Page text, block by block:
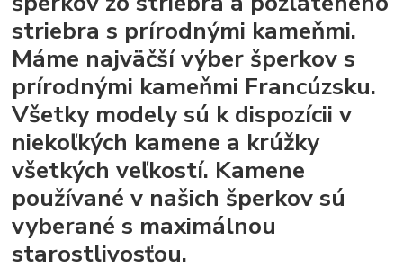
striebra s prírodnými kameňmi.
Máme najväčší výber šperkov s
prírodnými kameňmi Francúzsku.
Všetky modely sú k dispozícii v
niekoľkých kamene a krúžky
všetkých veľkostí. Kamene
používané v našich šperkov sú
vyberané s maximálnou
starostlivosťou.